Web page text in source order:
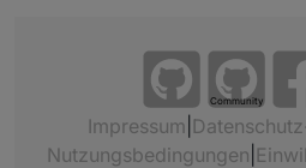
Community
Impressum
Nutzungsbedingungen